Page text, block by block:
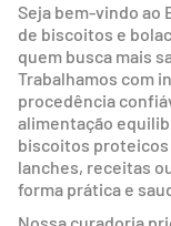
Seja bem-vindo ao
de biscoitos e
quem busca mais
Trabalhamos com
procedência
alimentação
biscoitos proteicos
lanches, receitas
forma prática e